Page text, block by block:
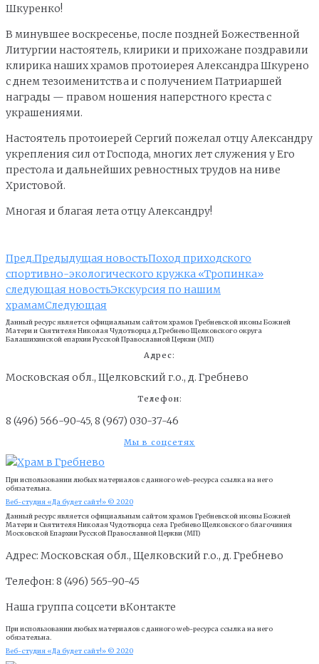
Шкуренко!
В минувшее воскресенье, после поздней Божественной
Литургии настоятель, клирики и прихожане поздравили
клирика наших храмов протоиерея Александра Шкурено
с днем тезоименитства и с получением Патриаршей
награды — правом ношения наперстного креста с
украшениями.
Настоятель протоиерей Сергий пожелал отцу Александру
укрепления сил от Господа, многих лет служения у Его
престола и дальнейших ревностных трудов на ниве
Христовой.
Многая и благая лета отцу Александру!
Пред.Предыдущая новостьПоход приходского
спортивно-экологического кружка «Тропинка»
следующая новостьЭкскурсия по нашим
храмамСледующая
Данный ресурс является официальным сайтом храмов Гребневской иконы Божией
Матери и Cвятителя Николая Чудотворца д.Гребнево Щелковского округа
Балашихинской епархии Русской Православной Церкви (МП)
Адрес:
Московская обл., Щелковский г.о., д. Гребнево
Телефон:
8 (496) 566-90-45, 8 (967) 030-37-46
Мы в соцсетях
При использовании любых материалов с данного web-ресурса ссылка на него
обязательна.
Веб-студия «Да будет сайт!» © 2020
Данный ресурс является официальным сайтом храмов Гребневской иконы Божией
Матери и Cвятителя Николая Чудотворца села Гребнево Щелковского благочиния
Московской Епархии Русской Православной Церкви (МП)
Адрес: Московская обл., Щелковский г.о., д. Гребнево
Телефон: 8 (496) 565-90-45
Наша группа соцсети вКонтакте
При использовании любых материалов с данного web-ресурса ссылка на него
обязательна.
Веб-студия «Да будет сайт!» © 2020